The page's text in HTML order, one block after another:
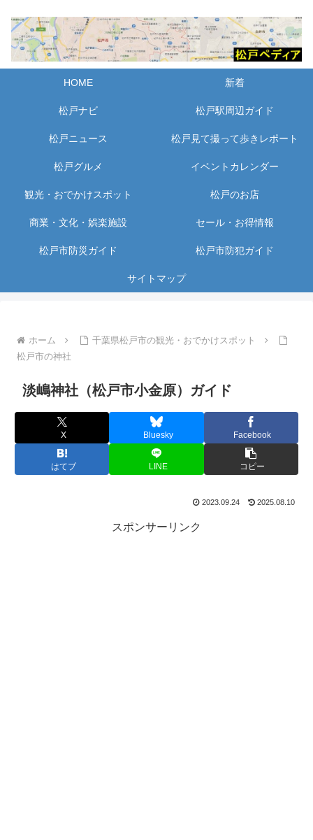
HOME 新着
松戸ナビ 松戸駅周辺ガイド
松戸ニュース 松戸見て撮って歩きレポート
松戸グルメ イベントカレンダー
観光・おでかけスポット 松戸のお店
商業・文化・娯楽施設 セール・お得情報
松戸市防災ガイド 松戸市防犯ガイド
サイトマップ
ホーム
千葉県松戸市の観光・おでかけスポット
松戸市の神社
淡嶋神社（松戸市小金原）ガイド
X Bluesky Facebook
はてブ LINE コピー
2023.09.24 2025.08.10
スポンサーリンク